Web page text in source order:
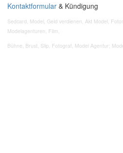
Kontaktformular & Kündigung
Sedcard, Model, Geld verdienen, Akt Model,
Modelagenturen, Film,
Bühne, Brust, Slip, Fotograf, Model Agentur;